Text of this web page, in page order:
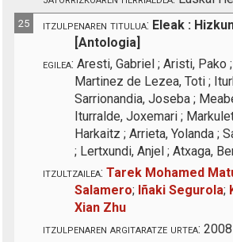
25 itzulpenaren titulua: Eleak :
[Antologia]
egilea: Aresti, Gabriel ; Aristi, Pako
Martinez de Lezea, Toti ;
Sarrionandia, Joseba ;
Iturralde, Joxemari ;
Harkaitz ; Arrieta, Yolanda ;
; Lertxundi, Anjel ; Atxaga,
itzultzailea: Tarek Mohamed
Salamero; Iñaki Segurola;
Xian Zhu
itzulpenaren argitaratze urtea: 2008